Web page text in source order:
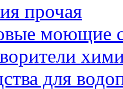
прочая
моющие
для